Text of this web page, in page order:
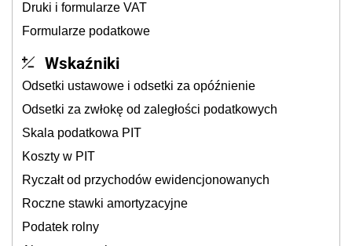
Druki i formularze VAT
Formularze podatkowe
Wskaźniki
Odsetki ustawowe i odsetki za opóźnienie
Odsetki za zwłokę od zaległości podatkowych
Skala podatkowa PIT
Koszty w PIT
Ryczałt od przychodów ewidencjonowanych
Roczne stawki amortyzacyjne
Podatek rolny